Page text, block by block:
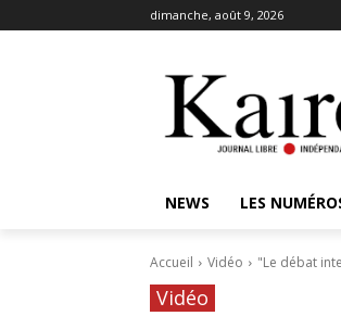
dimanche, août 9, 2026
NEWS LES
Accueil Vidéo "Le débat
Vidéo